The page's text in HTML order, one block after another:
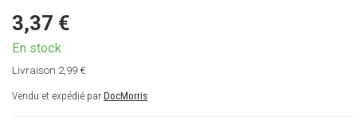
3,37 €
Livraison 2,99 €
Vendu et expédié parDocMorris